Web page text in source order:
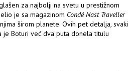
za najbolji na svetu u prestižnom
je sa magazinom Condé Nast Traveller
širom planete. Ovih pet detalja, svaki
Boturi već dva puta donela titulu